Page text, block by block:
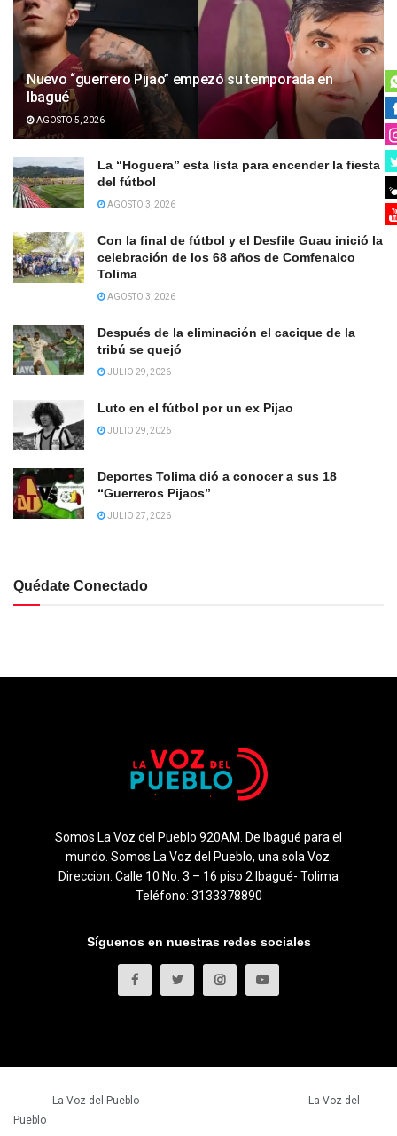
Nuevo “guerrero Pijao” empezó su temporada en
Ibagué
AGOSTO 5, 2026
La “Hoguera” esta lista para encender la fiesta
del fútbol
AGOSTO 3, 2026
Con la final de fútbol y el Desfile Guau inició la
celebración de los 68 años de Comfenalco
Tolima
AGOSTO 3, 2026
Después de la eliminación el cacique de la
tribú se quejó
JULIO 29, 2026
Luto en el fútbol por un ex Pijao
JULIO 29, 2026
Deportes Tolima dió a conocer a sus 18
“Guerreros Pijaos”
JULIO 27, 2026
Quédate Conectado
Somos La Voz del Pueblo 920AM. De Ibagué para el
mundo. Somos La Voz del Pueblo, una sola Voz.
Direccion: Calle 10 No. 3 – 16 piso 2 Ibagué- Tolima
Teléfono: 3133378890
Síguenos en nuestras redes sociales
La Voz del Pueblo
La Voz del
Pueblo